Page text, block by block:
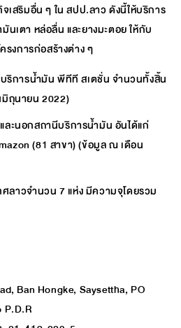
เสริมอื่น ๆ ใน สปป.ลาว ดังนี้ให้บริการ
นเตา หล่อลื่น และยางมะตอย ให้กับ
รงการก่อสร้างต่าง ๆ
การน้ำมัน พีทีที สเตชั่น จำนวนทั้งสิ้น
ถุนายน 2022)
ละนอกสถานีบริการน้ำมัน อันได้แก่
(81 สาขา) (ข้อมูล ณ เดือน
ลาวจำนวน 7 แห่ง มีความจุโดยรวม
Ban Hongke, Saysettha, PO
P.D.R